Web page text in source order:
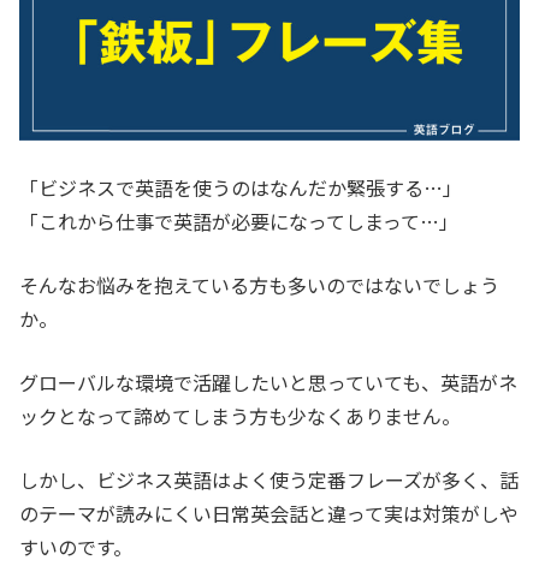
「ビジネスで英語を使うのはなんだか緊張する…」
「これから仕事で英語が必要になってしまって…」
そんなお悩みを抱えている方も多いのではないでしょう
か。
グローバルな環境で活躍したいと思っていても、英語がネ
ックとなって諦めてしまう方も少なくありません。
しかし、ビジネス英語はよく使う定番フレーズが多く、話
のテーマが読みにくい日常英会話と違って実は対策がしや
すいのです。